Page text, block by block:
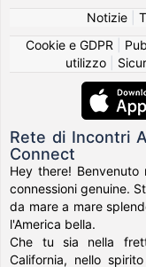
Notizie|
Cookie e GDPR
utilizzo|
Rete di Incontri
Connect
Hey there!
connessioni genuine.
da mare a mare
l'America bella.
Che tu sia nella
California, nello